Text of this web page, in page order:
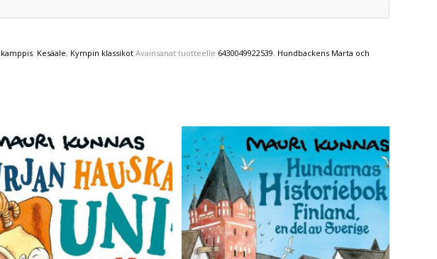
, Kesäale, Kympin klassikot Avainsanat tuotteelle 6430049922539, Hundbackens Marta och